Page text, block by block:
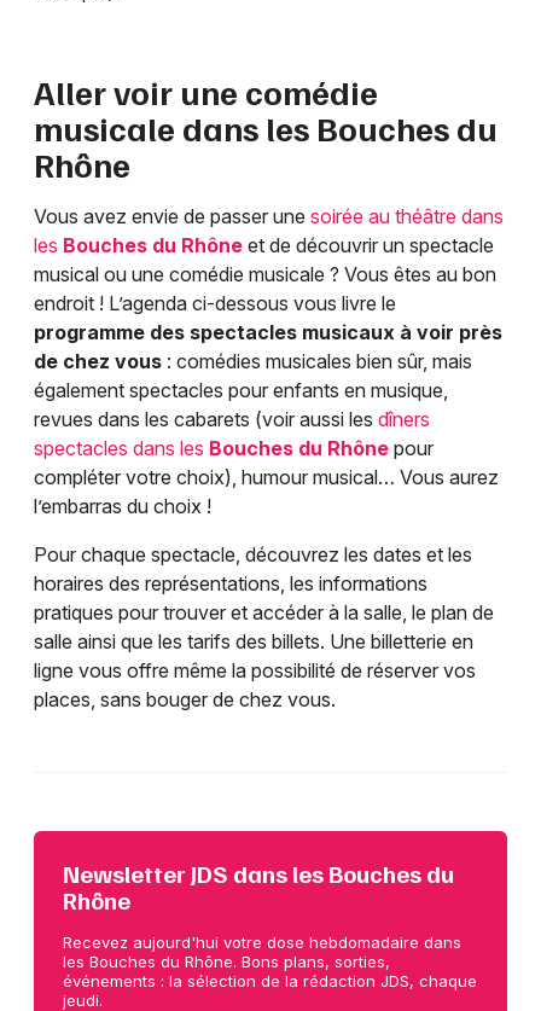
Aller voir une comédie
musicale dans les Bouches du
Rhône
Vous avez envie de passer une soirée au théâtre dans
les Bouches du Rhône et de découvrir un spectacle
musical ou une comédie musicale ? Vous êtes au bon
endroit ! L’agenda ci-dessous vous livre le
programme des spectacles musicaux à voir près
de chez vous : comédies musicales bien sûr, mais
également spectacles pour enfants en musique,
revues dans les cabarets (voir aussi les dîners
spectacles dans les Bouches du Rhône pour
compléter votre choix), humour musical… Vous aurez
l’embarras du choix !
Pour chaque spectacle, découvrez les dates et les
horaires des représentations, les informations
pratiques pour trouver et accéder à la salle, le plan de
salle ainsi que les tarifs des billets. Une billetterie en
ligne vous offre même la possibilité de réserver vos
places, sans bouger de chez vous.
Newsletter JDS dans les Bouches du
Rhône
Recevez aujourd'hui votre dose hebdomadaire dans
les Bouches du Rhône. Bons plans, sorties,
événements : la sélection de la rédaction JDS, chaque
jeudi.